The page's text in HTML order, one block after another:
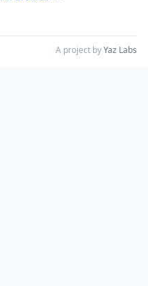
A project byYaz Labs